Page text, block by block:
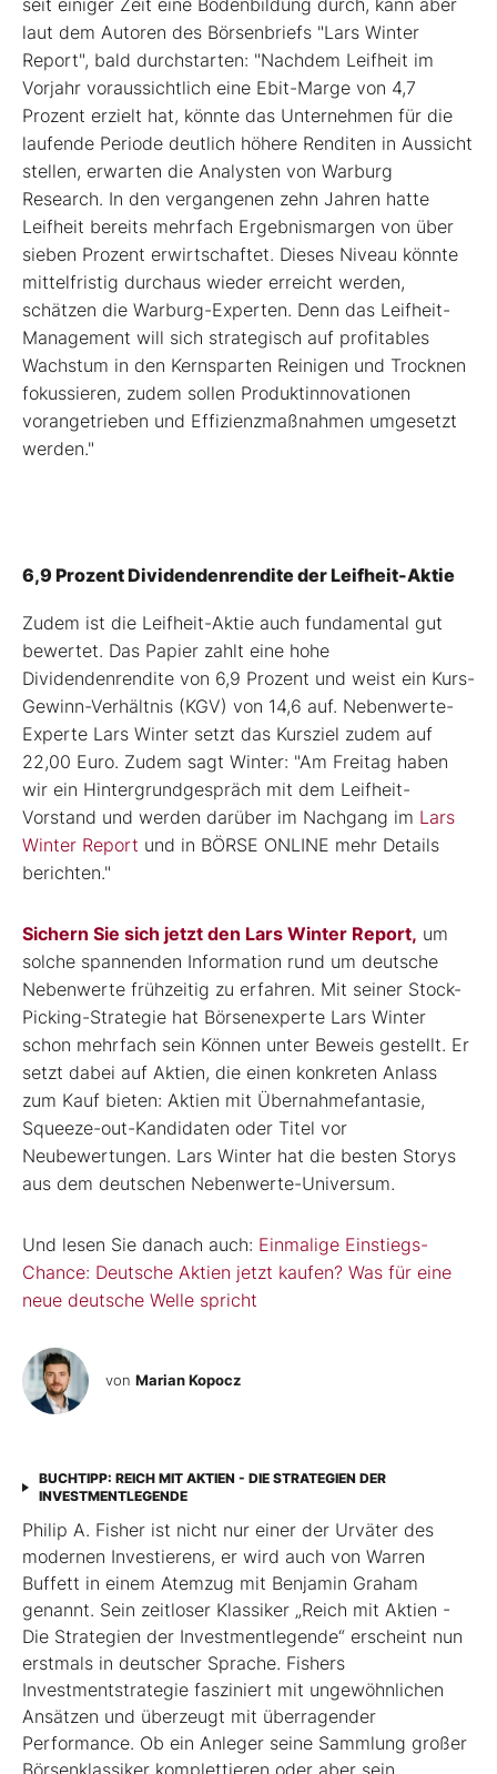
laut dem Autoren des Börsenbriefs "Lars Winter
Report", bald durchstarten: "Nachdem Leifheit im
Vorjahr voraussichtlich eine Ebit-Marge von 4,7
Prozent erzielt hat, könnte das Unternehmen für die
laufende Periode deutlich höhere Renditen in Aussicht
stellen, erwarten die Analysten von Warburg
Research. In den vergangenen zehn Jahren hatte
Leifheit bereits mehrfach Ergebnismargen von über
sieben Prozent erwirtschaftet. Dieses Niveau könnte
mittelfristig durchaus wieder erreicht werden,
schätzen die Warburg-Experten. Denn das Leifheit-
Management will sich strategisch auf profitables
Wachstum in den Kernsparten Reinigen und Trocknen
fokussieren, zudem sollen Produktinnovationen
vorangetrieben und Effizienzmaßnahmen umgesetzt
werden."
6,9 Prozent Dividendenrendite der Leifheit-Aktie
Zudem ist die Leifheit-Aktie auch fundamental gut
bewertet. Das Papier zahlt eine hohe
Dividendenrendite von 6,9 Prozent und weist ein Kurs-
Gewinn-Verhältnis (KGV) von 14,6 auf. Nebenwerte-
Experte Lars Winter setzt das Kursziel zudem auf
22,00 Euro. Zudem sagt Winter: "Am Freitag haben
wir ein Hintergrundgespräch mit dem Leifheit-
Vorstand und werden darüber im Nachgang im Lars
Winter Report und in BÖRSE ONLINE mehr Details
berichten."
Sichern Sie sich jetzt den Lars Winter Report, um
solche spannenden Information rund um deutsche
Nebenwerte frühzeitig zu erfahren. Mit seiner Stock-
Picking-Strategie hat Börsenexperte Lars Winter
schon mehrfach sein Können unter Beweis gestellt. Er
setzt dabei auf Aktien, die einen konkreten Anlass
zum Kauf bieten: Aktien mit Übernahmefantasie,
Squeeze-out-Kandidaten oder Titel vor
Neubewertungen. Lars Winter hat die besten Storys
aus dem deutschen Nebenwerte-Universum.
Und lesen Sie danach auch: Einmalige Einstiegs-
Chance: Deutsche Aktien jetzt kaufen? Was für eine
neue deutsche Welle spricht
von Marian Kopocz
BUCHTIPP: REICH MIT AKTIEN - DIE STRATEGIEN DER
INVESTMENTLEGENDE
Philip A. Fisher ist nicht nur einer der Urväter des
modernen Investierens, er wird auch von Warren
Buffett in einem Atemzug mit Benjamin Graham
genannt. Sein zeitloser Klassiker „Reich mit Aktien -
Die Strategien der Investmentlegende“ erscheint nun
erstmals in deutscher Sprache. Fishers
Investmentstrategie fasziniert mit ungewöhnlichen
Ansätzen und überzeugt mit überragender
Performance. Ob ein Anleger seine Sammlung großer
Börsenklassiker komplettieren oder aber sein